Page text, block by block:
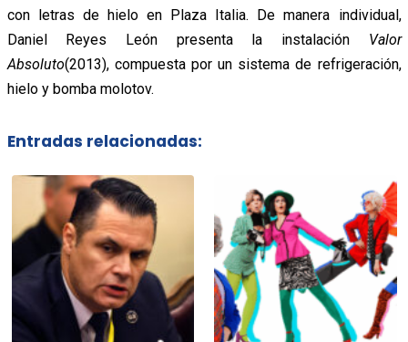
con letras de hielo en Plaza Italia. De manera individual,
Daniel Reyes León presenta la instalación Valor
Absoluto(2013), compuesta por un sistema de refrigeración,
hielo y bomba molotov.
Entradas relacionadas: